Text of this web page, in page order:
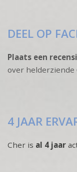
DEEL OP
Plaats een
over helderziende
4 JAAR
Cher is al 4 jaar